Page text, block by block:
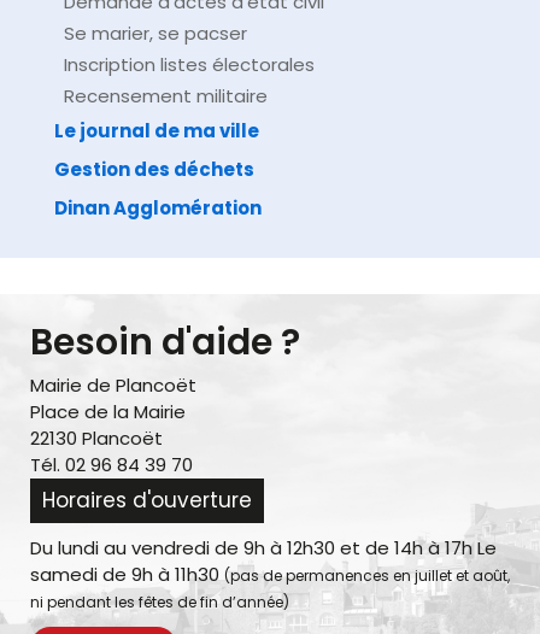
Se marier, se pacser
Inscription listes électorales
Recensement militaire
Le journal de ma ville
Gestion des déchets
Dinan Agglomération
Besoin d'aide ?
Mairie de Plancoët
Place de la Mairie
22130 Plancoët
Tél. 02 96 84 39 70
Horaires d'ouverture
Du lundi au vendredi de 9h à 12h30 et de 14h à 17h Le
samedi de 9h à 11h30 (pas de permanences en juillet et août,
ni pendant les fêtes de fin d’année)